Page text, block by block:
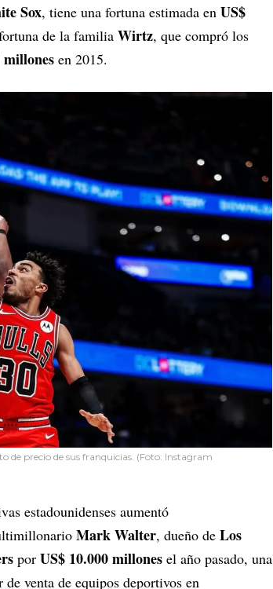
Sox, tiene una fortuna estimada en US$
de la familia Wirtz, que compró los
millones en 2015.
de precio de sus franquicias. (Foto: Instagram
estadounidenses aumentó
Mark Walter, dueño de Los
por US$ 10.000 millones el año pasado, una
venta de equipos deportivos en